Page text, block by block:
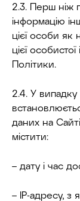
2.3. Перш ніж
інформацію
цієї особи
цієї
Політики.
2.4. У випадку
даних на
містити:
– дату і час
– IP-адресу, з